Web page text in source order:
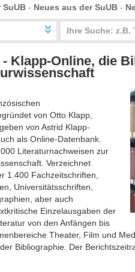
SuUB - Neues aus der SuUB -
Klapp-Online, die
von Otto Klapp,
von Astrid Klapp-
als Online-Datenbank.
Literaturnachweisen zur
Verzeichnet
1.400 Fachzeitschriften,
Universitätsschriften,
aber auch
Einzelausgaben der
von den Anfängen bis
Theater, Film und
Bibliographie. Der